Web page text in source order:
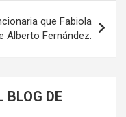
que Fabiola
Alberto Fernández.
BLOG DE